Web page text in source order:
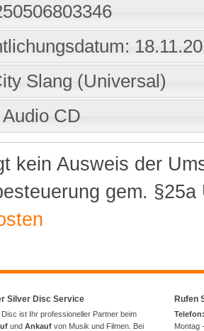
Slang (Universal)
CD
kein Ausweis der
gem.
Silver Disc Service
Disc ist Ihr professioneller Partner beim
und Ankauf von Musik und Filmen. Bei
Rufen
Montag